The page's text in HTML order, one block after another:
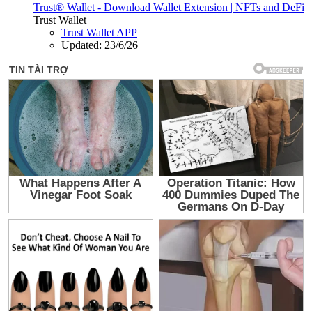
Trust® Wallet - Download Wallet Extension | NFTs and DeFi
Trust Wallet
Trust Wallet APP
Updated: 23/6/26